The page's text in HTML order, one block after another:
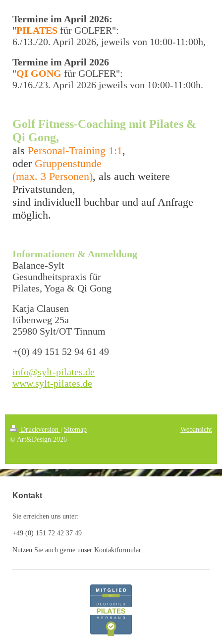
Termine im April 2026:
"PILATES für GOLFER":
6./13./20. April 2026, jeweils von 10:00-11:00h,
Termine im April 2026
"QI GONG für GOLFER":
9./16./23. April 2026 jeweils von 10:00-11:00h.
Golf Fitness-Coaching mit Pilates &
Qi Gong,
als Personal-Training 1:1,
oderGruppenstunde
(max. 3 Personen), als auch weitere
Privatstunden,
sind individuell buchbar und auf Anfrage
möglich.
Informationen & Anmeldung
Balance-Sylt
Gesundheitspraxis für
Pilates, Yoga & Qi Gong
Katja Clausen
Eibenweg 25a
25980 Sylt/OT Tinnum
+(0) 49 151 52 94 61 49
info@sylt-pilates.de
www.sylt-pilates.de
Druckversion | Sitemap
© Art&Design.2026
Webansicht
Kontakt
Sie erreichen uns unter:
+49 (0) 151 72 42 37 49
Nutzen Sie auch gerne unser Kontaktformular.